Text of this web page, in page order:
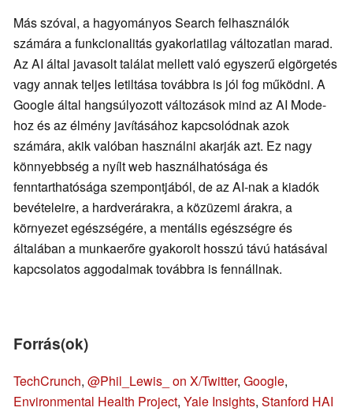
Más szóval, a hagyományos Search felhasználók
számára a funkcionalitás gyakorlatilag változatlan marad.
Az AI által javasolt találat mellett való egyszerű elgörgetés
vagy annak teljes letiltása továbbra is jól fog működni. A
Google által hangsúlyozott változások mind az AI Mode-
hoz és az élmény javításához kapcsolódnak azok
számára, akik valóban használni akarják azt. Ez nagy
könnyebbség a nyílt web használhatósága és
fenntarthatósága szempontjából, de az AI-nak a kiadók
bevételeire, a hardverárakra, a közüzemi árakra, a
környezet egészségére, a mentális egészségre és
általában a munkaerőre gyakorolt hosszú távú hatásával
kapcsolatos aggodalmak továbbra is fennállnak.
Forrás(ok)
TechCrunch, @Phil_Lewis_ on X/Twitter, Google,
Environmental Health Project, Yale Insights, Stanford HAI